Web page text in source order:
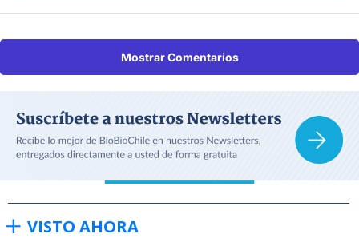
Mostrar Comentarios
VISTO AHORA